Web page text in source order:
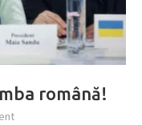
română!